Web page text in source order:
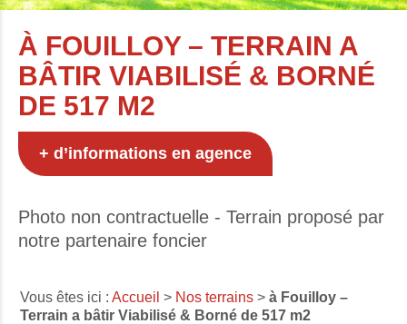
À FOUILLOY – TERRAIN A
BÂTIR VIABILISÉ & BORNÉ
DE 517 M2
+ d’informations en agence
Photo non contractuelle - Terrain proposé par
notre partenaire foncier
Vous êtes ici :Accueil > Nos terrains >à Fouilloy –
Terrain a bâtir Viabilisé & Borné de 517 m2